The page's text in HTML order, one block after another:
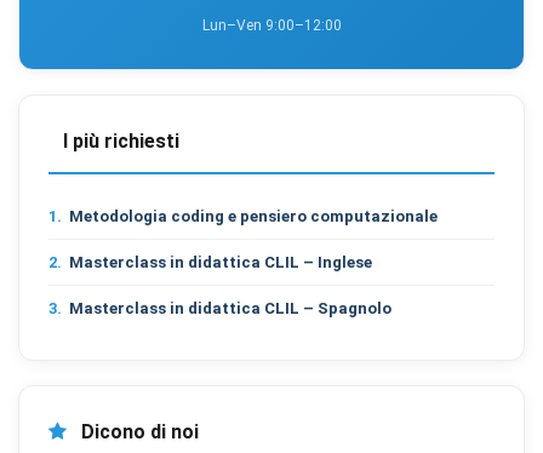
Lun–Ven 9:00–12:00
I più richiesti
1. Metodologia coding e pensiero computazionale
2. Masterclass in didattica CLIL – Inglese
3. Masterclass in didattica CLIL – Spagnolo
Dicono di noi